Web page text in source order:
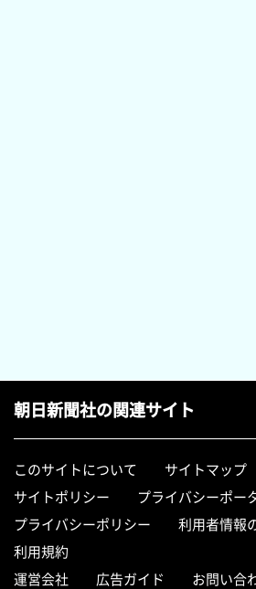
朝日新聞社の関連サイト
このサイトについて
サイトマップ
サイトポリシー
プライバシーポー
プライバシーポリシー
利用者情報
利用規約
運営会社
広告ガイド お問い合